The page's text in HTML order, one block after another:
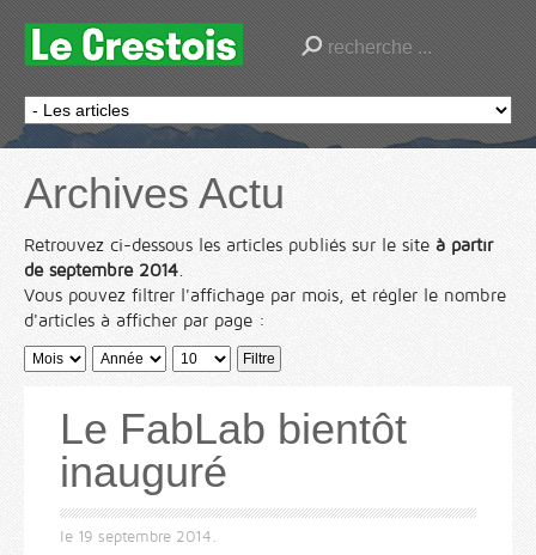
Archives Actu
Retrouvez ci-dessous les articles publiés sur le site à partir
de septembre 2014
Vous pouvez filtrer l'affichage par mois, et régler le nombre
d'articles à afficher par page :
Filtre
Le FabLab bientôt
inauguré
le 19 septembre 2014.